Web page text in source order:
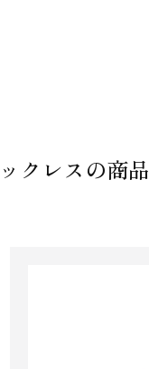
クレスの商品